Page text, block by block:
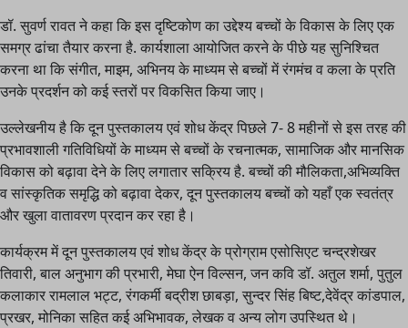
डॉ. सुवर्ण रावत ने कहा कि इस दृष्टिकोण का उद्देश्य बच्चों के विकास के लिए एक
समग्र ढांचा तैयार करना है. कार्यशाला आयोजित करने के पीछे यह सुनिश्चित
करना था कि संगीत, माइम, अभिनय के माध्यम से बच्चों में रंगमंच व कला के प्रति
उनके प्रदर्शन को कई स्तरों पर विकसित किया जाए।
उल्लेखनीय है कि दून पुस्तकालय एवं शोध केंद्र पिछले 7- 8 महीनों से इस तरह की
प्रभावशाली गतिविधियों के माध्यम से बच्चों के रचनात्मक, सामाजिक और मानसिक
विकास को बढ़ावा देने के लिए लगातार सक्रिय है. बच्चों की मौलिकता,अभिव्यक्ति
व सांस्कृतिक समृद्धि को बढ़ावा देकर, दून पुस्तकालय बच्चों को यहाँ एक स्वतंत्र
और खुला वातावरण प्रदान कर रहा है।
कार्यक्रम में दून पुस्तकालय एवं शोध केंद्र के प्रोग्राम एसोसिएट चन्द्रशेखर
तिवारी, बाल अनुभाग की प्रभारी, मेघा ऐन विल्सन, जन कवि डॉ. अतुल शर्मा, पुतुल
कलाकार रामलाल भट्ट, रंगकर्मी बद्रीश छाबड़ा, सुन्दर सिंह बिष्ट,देवेंद्र कांडपाल,
प्रखर, मोनिका सहित कई अभिभावक, लेखक व अन्य लोग उपस्थित थे।